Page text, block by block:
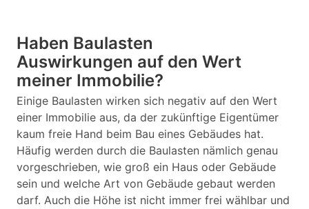
Haben Baulasten
Auswirkungen auf den Wert
meiner Immobilie?
Einige Baulasten wirken sich negativ auf den Wert
einer Immobilie aus, da der zukünftige Eigentümer
kaum freie Hand beim Bau eines Gebäudes hat.
Häufig werden durch die Baulasten nämlich genau
vorgeschrieben, wie groß ein Haus oder Gebäude
sein und welche Art von Gebäude gebaut werden
darf. Auch die Höhe ist nicht immer frei wählbar und